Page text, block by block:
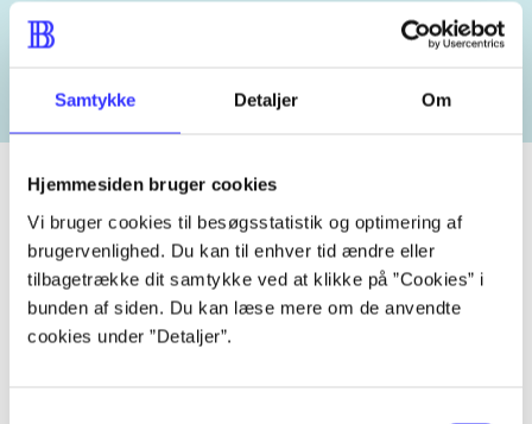
Samtykke Detaljer Om
Hjemmesiden bruger cookies
Vi bruger cookies til besøgsstatistik og optimering af
brugervenlighed. Du kan til enhver tid ændre eller
tilbagetrække dit samtykke ved at klikke på ”Cookies” i
bunden af siden. Du kan læse mere om de anvendte
cookies under ”Detaljer”.
heste hestesygdomme
Tidsskrift
Artiklen er en del af